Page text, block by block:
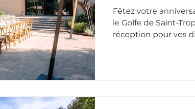
Fêtez votre
le Golfe de Saint-
réception pour vos